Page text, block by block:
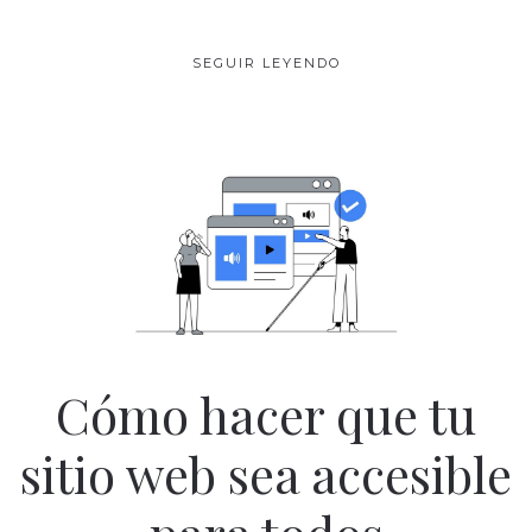
SEGUIR LEYENDO
Cómo hacer que tu
sitio web sea accesible